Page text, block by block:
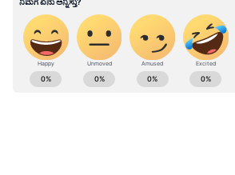
ABOUT THE AUTHOR